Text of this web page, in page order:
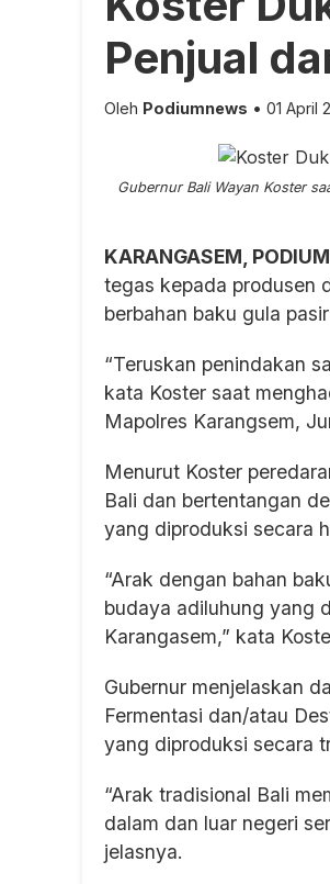
Penjual
Oleh Podiumnews • 01 April
Gubernur Bali Wayan Koster
KARANGASEM,
tegas kepada produsen
berbahan baku gula
“Teruskan penindakan
kata Koster saat
Mapolres Karangsem,
Menurut Koster
Bali dan bertentangan
yang diproduksi secara
“Arak dengan bahan
budaya adiluhung yang
Karangasem,” kata
Gubernur menjelaskan
Fermentasi dan/atau
yang diproduksi secara
“Arak tradisional Bali
dalam dan luar negeri
jelasnya.